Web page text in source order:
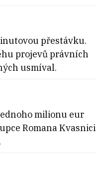
přestávku.
projevů právních
usmíval.
milionu eur
Romana Kvasnici